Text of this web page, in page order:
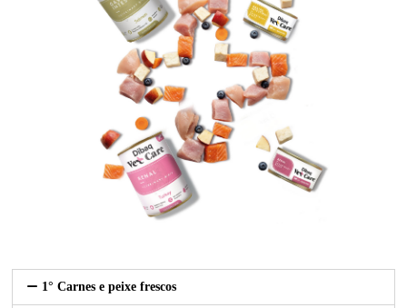
1° Carnes e peixe frescos